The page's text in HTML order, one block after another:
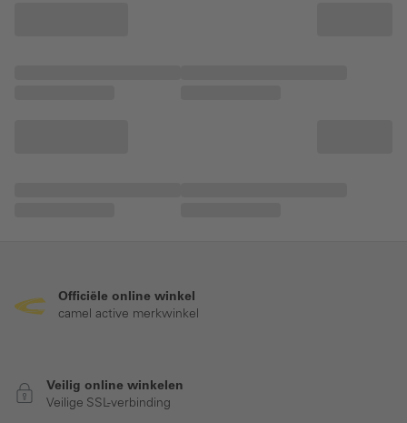
Officiële online winkel
camel active merkwinkel
Veilig online winkelen
Veilige SSL-verbinding